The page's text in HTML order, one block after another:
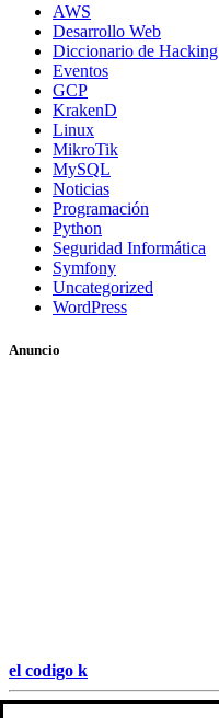
AWS
Desarrollo Web
Diccionario de Hacking
Eventos
GCP
KrakenD
Linux
MikroTik
MySQL
Noticias
Programación
Python
Seguridad Informática
Symfony
Uncategorized
WordPress
Anuncio
el codigo k